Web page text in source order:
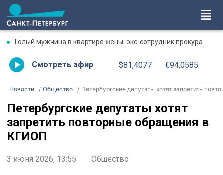
Голый мужчина в квартире жены: экс-сотрудник прокуратуры рассказал, почему совершил убийство
Смотреть эфир $81,4077 €94,0585
Новости Общество Петербургские депутаты хотят запретить повторные обращения в КГИОП
Петербургские депутаты хотят
запретить повторные обращения в
КГИОП
3 июня 2026, 13:55 Общество